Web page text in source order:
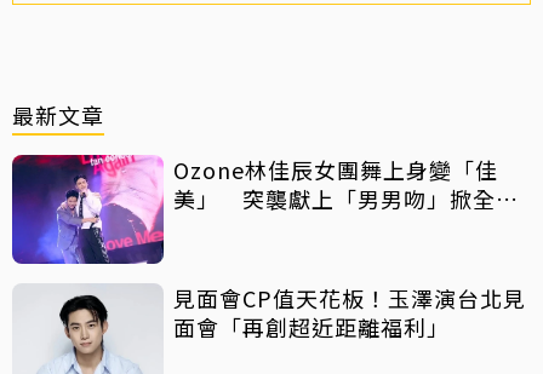
最新文章
Ozone林佳辰女團舞上身變「佳
美」 突襲獻上「男男吻」掀全場
見面會CP值天花板！玉澤演台北見
面會「再創超近距離福利」